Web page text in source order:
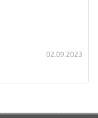
02.09.2023